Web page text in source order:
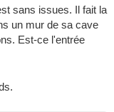
sans issues. Il fait la
un mur de sa cave
Est-ce l'entrée